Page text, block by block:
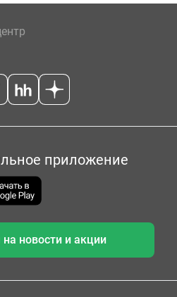
приложение
на новости и акции